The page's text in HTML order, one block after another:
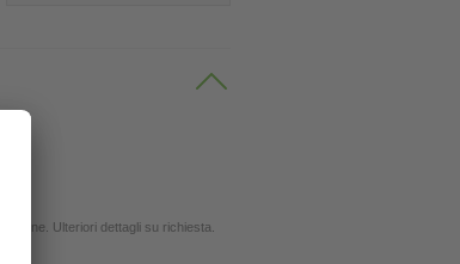
Ulteriori dettagli su richiesta.